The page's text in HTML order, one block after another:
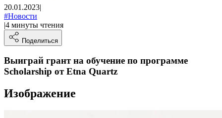
20.01.2023|
#Новости
|4 минуты чтения
Поделиться
Выиграй грант на обучение по программе
Scholarship от Etna Quartz
Изображение